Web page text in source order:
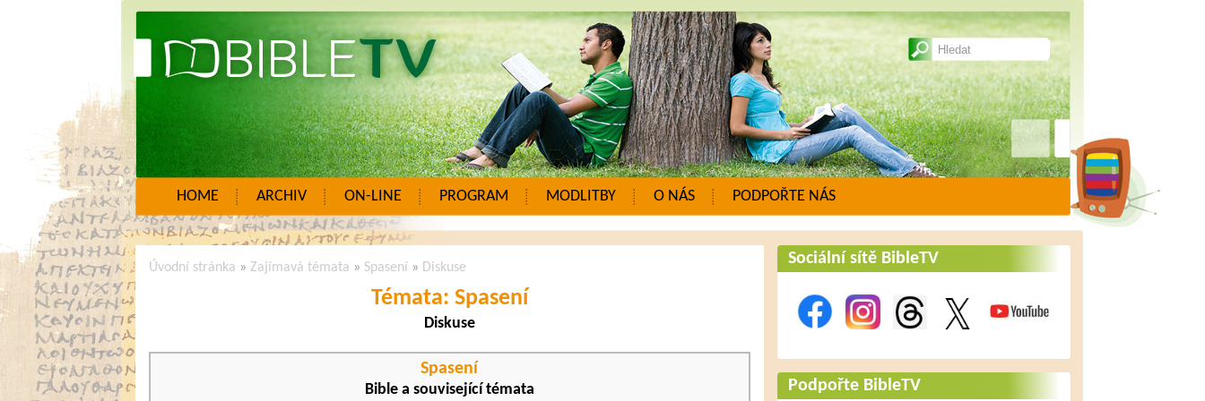
HOME ARCHIV ON-LINE PROGRAM MODLITBY O NÁS PODPOŘTE NÁS
Úvodní stránka » Zajímavá témata » Spasení » Diskuse
Témata: Spasení
Diskuse
Spasení
Bible a související témata
Sociální sítě BibleTV
Podpořte BibleTV